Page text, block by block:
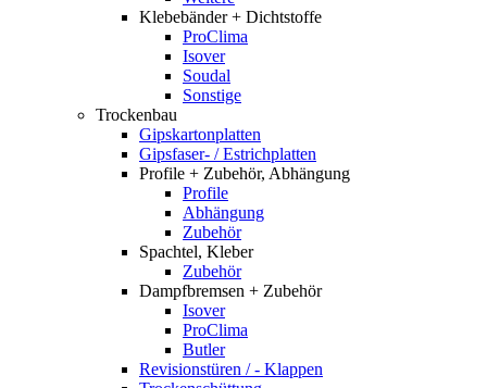
Klebebänder + Dichtstoffe
ProClima
Isover
Soudal
Sonstige
Trockenbau
Gipskartonplatten
Gipsfaser- / Estrichplatten
Profile + Zubehör, Abhängung
Profile
Abhängung
Zubehör
Spachtel, Kleber
Zubehör
Dampfbremsen + Zubehör
Isover
ProClima
Butler
Revisionstüren / - Klappen